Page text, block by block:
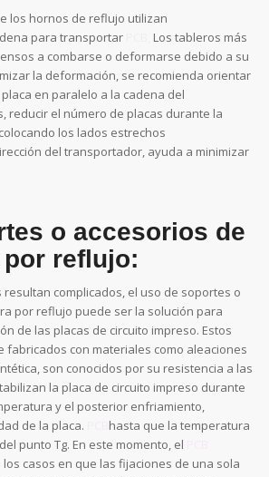
los hornos de reflujo utilizan
para transportar
Los tableros más
a combarse o deformarse debido a su
la deformación, se recomienda orientar
en paralelo a la cadena del
reducir el número de placas durante la
los lados estrechos
del transportador, ayuda a minimizar
o accesorios de
reflujo:
complicados, el uso de soportes o
por reflujo puede ser la solución para
de las placas de circuito impreso. Estos
fabricados con materiales como aleaciones
son conocidos por su resistencia a las
la placa de circuito impreso durante
y el posterior enfriamiento,
de la placa.
hasta que la temperatura
punto Tg. En este momento, el
los casos en que las fijaciones de una sola